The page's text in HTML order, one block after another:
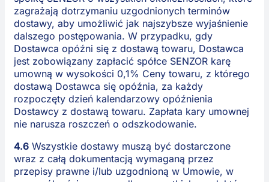
zagrażają dotrzymaniu uzgodnionych terminów
dostawy, aby umożliwić jak najszybsze wyjaśnienie
dalszego postępowania. W przypadku, gdy
Dostawca opóźni się z dostawą towaru, Dostawca
jest zobowiązany zapłacić spółce SENZOR karę
umowną w wysokości 0,1% Ceny towaru, z którego
dostawą Dostawca się opóźnia, za każdy
rozpoczęty dzień kalendarzowy opóźnienia
Dostawcy z dostawą towaru. Zapłata kary umownej
nie narusza roszczeń o odszkodowanie.
4.6Wszystkie dostawy muszą być dostarczone
wraz z całą dokumentacją wymaganą przez
przepisy prawne i/lub uzgodnioną w Umowie, w